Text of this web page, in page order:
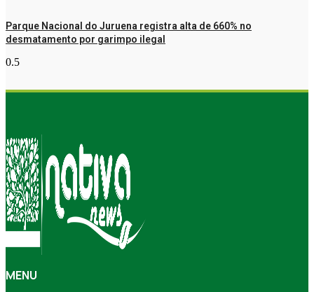
Parque Nacional do Juruena registra alta de 660% no
desmatamento por garimpo ilegal
MENU